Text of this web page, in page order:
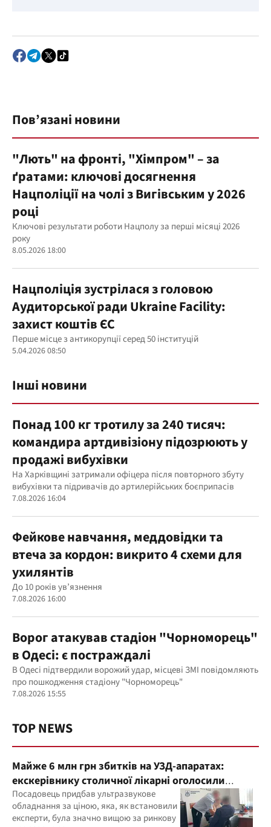
Пов’язані новини
"Лють" на фронті, "Хімпром" – за
ґратами: ключові досягнення
Нацполіції на чолі з Вигівським у 2026
році
Ключові результати роботи Нацполу за перші місяці 2026
року
8.05.2026 18:00
Нацполіція зустрілася з головою
Аудиторської ради Ukraine Facility:
захист коштів ЄС
Перше місце з антикорупції серед 50 інституцій
5.04.2026 08:50
Інші новини
Понад 100 кг тротилу за 240 тисяч:
командира артдивізіону підозрюють у
продажі вибухівки
На Харківщині затримали офіцера після повторного збуту
вибухівки та підривачів до артилерійських боєприпасів
7.08.2026 16:04
Фейкове навчання, меддовідки та
втеча за кордон: викрито 4 схеми для
ухилянтів
До 10 років ув’язнення
7.08.2026 16:00
Ворог атакував стадіон "Чорноморець"
в Одесі: є постраждалі
В Одесі підтвердили ворожий удар, місцеві ЗМІ повідомляють
про пошкодження стадіону "Чорноморець"
7.08.2026 15:55
TOP NEWS
Майже 6 млн грн збитків на УЗД-апаратах:
екскерівнику столичної лікарні оголосили
підозру
Посадовець придбав ультразвукове
обладнання за ціною, яка, як встановили
експерти, була значно вищою за ринкову